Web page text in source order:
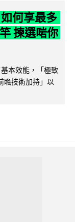
何享最多
揀選啱你
本效能，「極致
瞻技術加持」以